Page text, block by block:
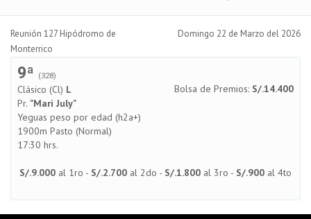
Reunión 127 Hipódromo de
Monterrico
Domingo 22 de Marzo del 2026
9ª (328)
Clásico (Cl) L
Pr. "Mari July"
Yeguas peso por edad (h2a+)
1900m Pasto (Normal)
17:30 hrs.
Bolsa de Premios: S/.14.400
S/.9.000 al 1ro - S/.2.700 al 2do - S/.1.800 al 3ro - S/.900 al 4to